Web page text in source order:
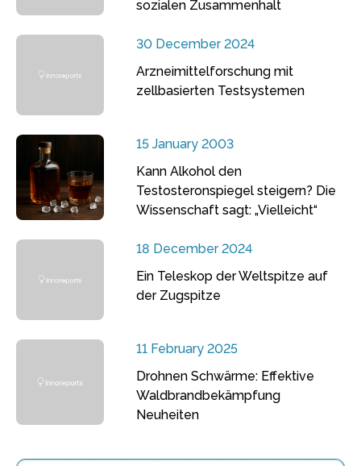
sozialen Zusammenhalt
30 December 2024
Arzneimittelforschung mit
zellbasierten Testsystemen
15 January 2003
Kann Alkohol den
Testosteronspiegel steigern? Die
Wissenschaft sagt: „Vielleicht“
18 December 2024
Ein Teleskop der Weltspitze auf
der Zugspitze
11 February 2025
Drohnen Schwärme: Effektive
Waldbrandbekämpfung
Neuheiten